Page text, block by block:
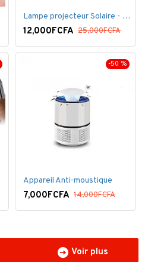
Lampe projecteur Solaire - Détecteur de mouvement - Intelligente 3 Face
12,000FCFA 25,000FCFA
-50 %
Appareil Anti-moustique
7,000FCFA 14,000FCFA
Voir plus